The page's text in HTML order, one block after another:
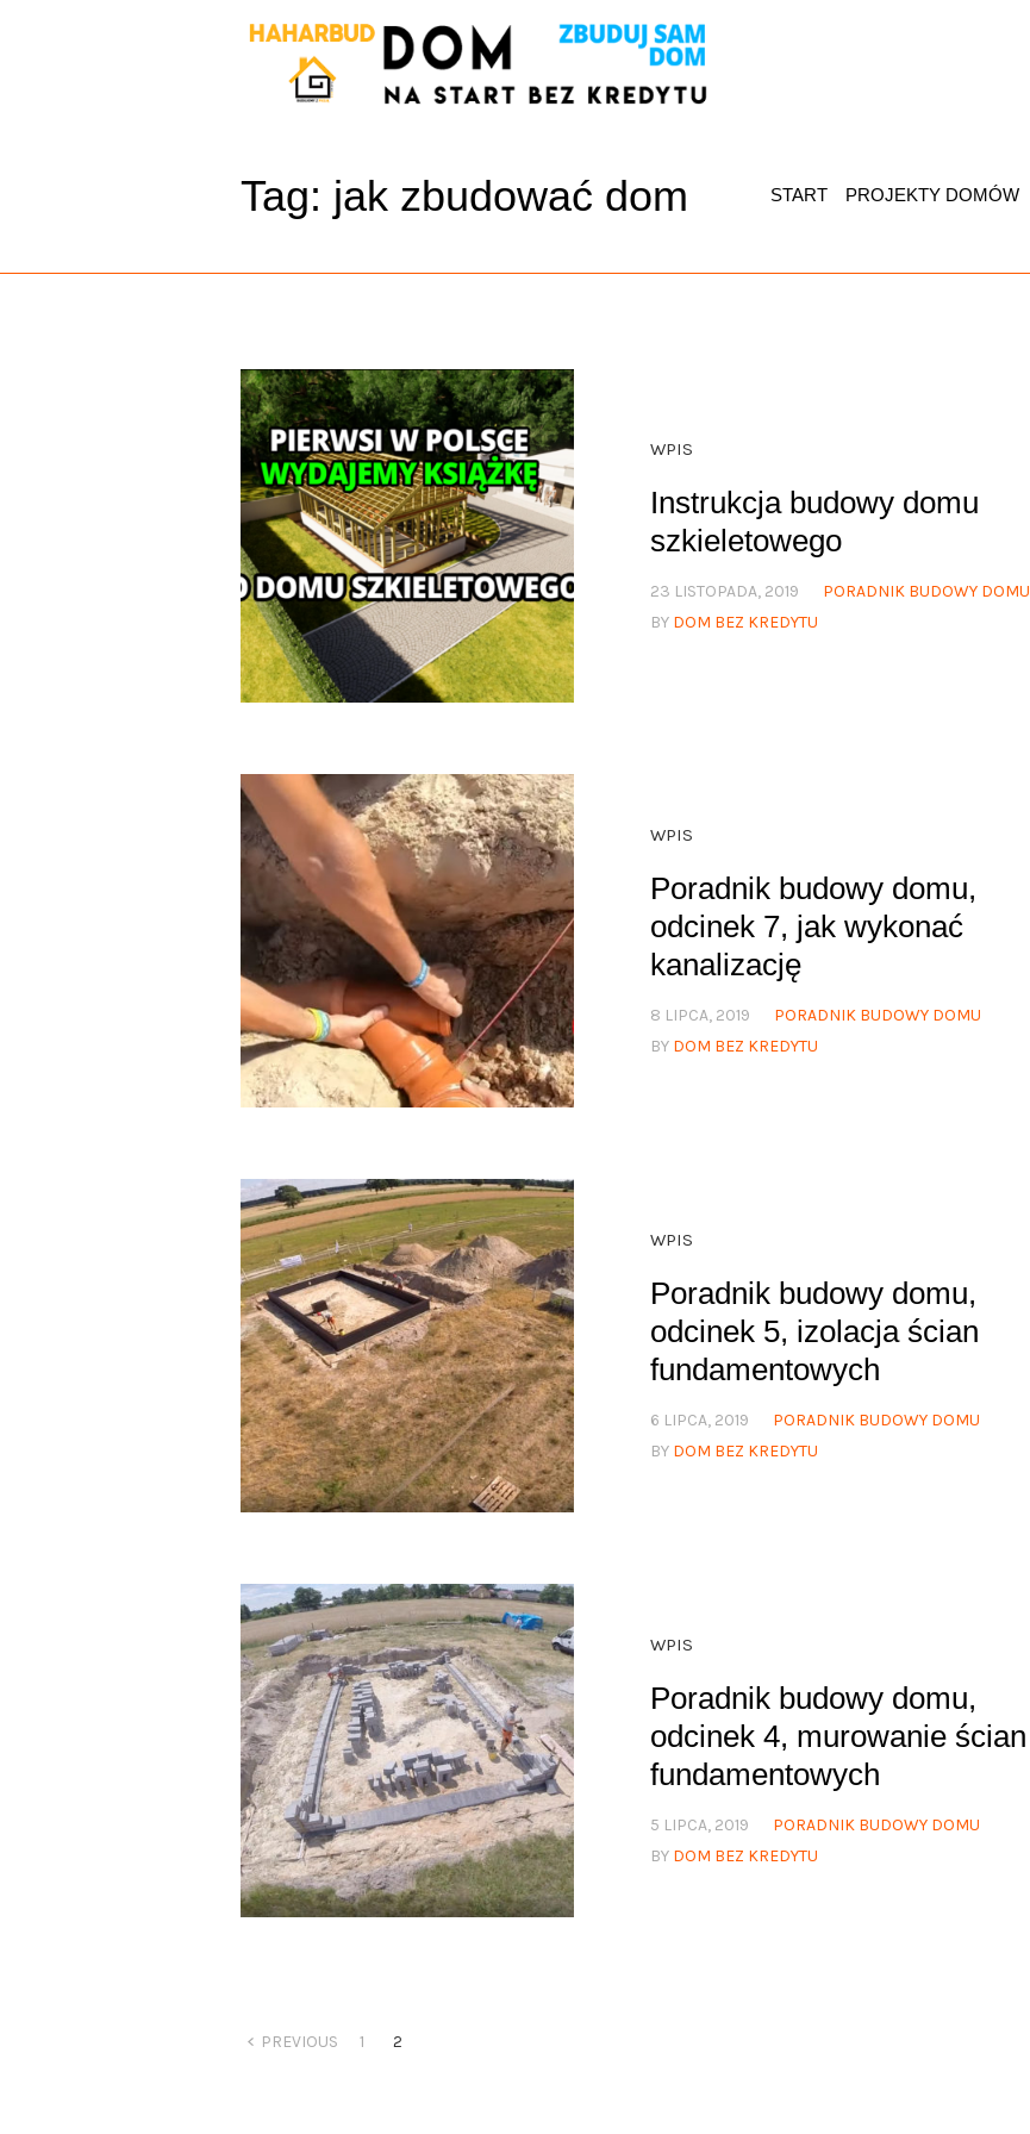
START PROJEKTY DOMÓW
Tag: jak zbudować dom
WPIS
Instrukcja budowy domu
szkieletowego
23 LISTOPADA, 2019
PORADNIK BUDOWY DOMU
BY DOM BEZ KREDYTU
WPIS
Poradnik budowy domu,
odcinek 7, jak wykonać
kanalizację
8 LIPCA, 2019
PORADNIK BUDOWY DOMU
BY DOM BEZ KREDYTU
WPIS
Poradnik budowy domu,
odcinek 5, izolacja ścian
fundamentowych
6 LIPCA, 2019
PORADNIK BUDOWY DOMU
BY DOM BEZ KREDYTU
WPIS
Poradnik budowy domu,
odcinek 4, murowanie ścian
fundamentowych
5 LIPCA, 2019
PORADNIK BUDOWY DOMU
BY DOM BEZ KREDYTU
PREVIOUS 1 2